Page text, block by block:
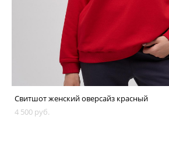
Свитшот женский оверсайз красный
4 500 pуб.